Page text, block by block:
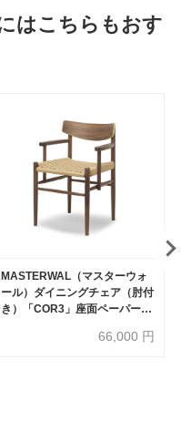
はこちらもおす
MASTERWAL（マスターウォ
ール）ダイニングチェア（肘付
き）「COR3」座面ペーパーコ
66,000 円